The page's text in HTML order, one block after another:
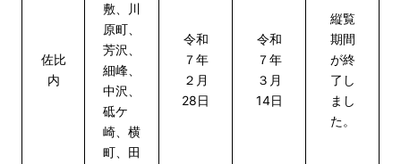
佐比
内
敷、川
原町、
芳沢、
細峰、
中沢、
砥ケ
崎、横
町、田
令和
７年
２月
28日
令和
７年
３月
14日
縦覧
期間
が終
了し
まし
た。